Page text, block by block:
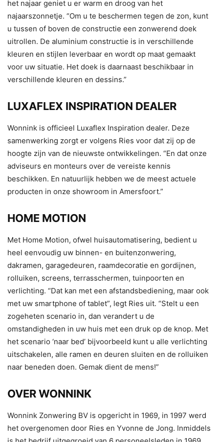
het najaar geniet u er warm en droog van het
najaarszonnetje. “Om u te beschermen tegen de zon, kunt
u tussen of boven de constructie een zonwerend doek
uitrollen. De aluminium constructie is in verschillende
kleuren en stijlen leverbaar en wordt op maat gemaakt
voor uw situatie. Het doek is daarnaast beschikbaar in
verschillende kleuren en dessins.”
LUXAFLEX INSPIRATION DEALER
Wonnink is officieel Luxaflex Inspiration dealer. Deze
samenwerking zorgt er volgens Ries voor dat zij op de
hoogte zijn van de nieuwste ontwikkelingen. “En dat onze
adviseurs en monteurs over de vereiste kennis
beschikken. En natuurlijk hebben we de meest actuele
producten in onze showroom in Amersfoort.”
HOME MOTION
Met Home Motion, ofwel huisautomatisering, bedient u
heel eenvoudig uw binnen- en buitenzonwering,
dakramen, garagedeuren, raamdecoratie en gordijnen,
rolluiken, screens, terrasschermen, tuinpoorten en
verlichting. “Dat kan met een afstandsbediening, maar ook
met uw smartphone of tablet”, legt Ries uit. “Stelt u een
zogeheten scenario in, dan verandert u de
omstandigheden in uw huis met een druk op de knop. Met
het scenario ‘naar bed’ bijvoorbeeld kunt u alle verlichting
uitschakelen, alle ramen en deuren sluiten en de rolluiken
naar beneden doen. Gemak dient de mens!”
OVER WONNINK
Wonnink Zonwering BV is opgericht in 1969, in 1997 werd
het overgenomen door Ries en Yvonne de Jong. Inmiddels